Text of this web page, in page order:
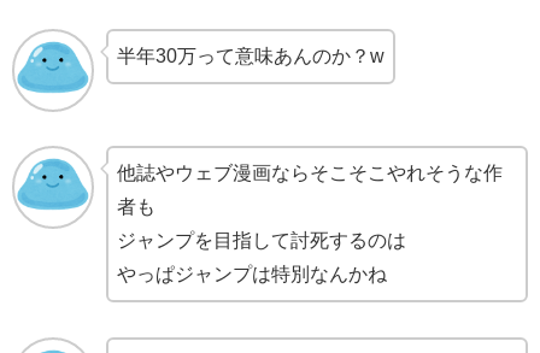
半年30万って意味あんのか？w
他誌やウェブ漫画ならそこそこやれそうな作
者も
ジャンプを目指して討死するのは
やっぱジャンプは特別なんかね